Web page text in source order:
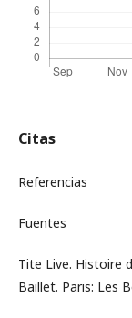
Citas
Referencias
Fuentes
Tite Live. Histoire
Baillet. Paris: Les